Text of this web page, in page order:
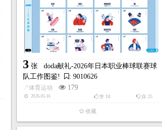
3 张 doda献礼-2026年日本职业棒球联赛球
队工作图鉴!
: 9010626
↗体育运动 179
2026-05-16 踩 25
赞18
收藏